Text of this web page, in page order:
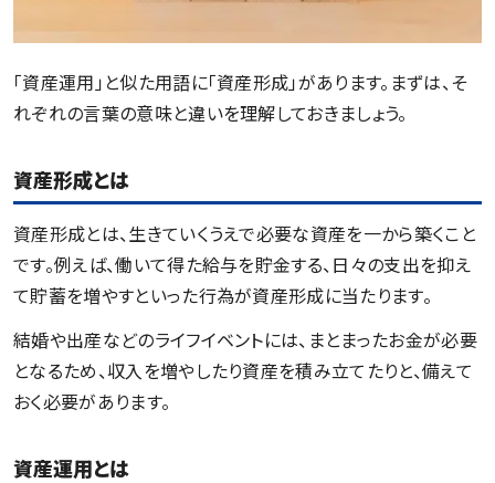
「資産運用」と似た用語に「資産形成」があります。まずは、そ
れぞれの言葉の意味と違いを理解しておきましょう。
資産形成とは
資産形成とは、生きていくうえで必要な資産を一から築くこと
です。例えば、働いて得た給与を貯金する、日々の支出を抑え
て貯蓄を増やすといった行為が資産形成に当たります。
結婚や出産などのライフイベントには、まとまったお金が必要
となるため、収入を増やしたり資産を積み立てたりと、備えて
おく必要があります。
資産運用とは